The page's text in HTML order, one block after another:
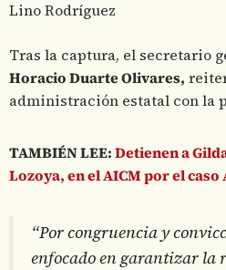
Lino Rodríguez
Tras la captura, el secretario
Horacio Duarte Olivares,
administración estatal con la
TAMBIÉN LEE:Detienen a
Lozoya, en el AICM por el
“Por congruencia y
enfocado en garantizar la